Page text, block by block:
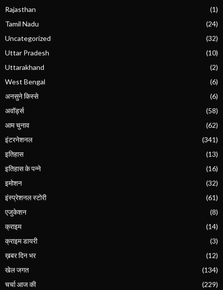
Rajasthan
(1)
Tamil Nadu
(24)
Uncategorized
(32)
Uttar Pradesh
(10)
Uttarakhand
(2)
West Bengal
(6)
अनसुने किस्से
(6)
अवॉर्ड्स
(58)
आम चुनाव
(62)
इंटरनेशनल
(341)
इतिहास
(13)
इतिहास के पन्ने
(16)
इमोशन
(32)
इंस्प्रेशनल स्टोरी
(61)
एजुकेशन
(8)
क्राइम
(14)
क्राइम डायरी
(3)
ख़बर दिन भर
(12)
खेल जगत
(134)
चर्चा आज की
(229)